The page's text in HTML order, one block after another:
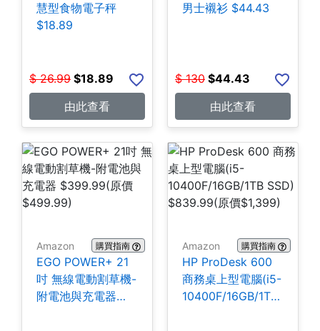
慧型食物電子秤
$18.89
$ 26.99 $18.89
由此查看
男士襯衫 $44.43
$ 130 $44.43
由此查看
Amazon 購買指南
EGO POWER+ 21
吋 無線電動割草機-
附電池與充電器
Amazon 購買指南
HP ProDesk 600
商務桌上型電腦(i5-
10400F/16GB/1TB